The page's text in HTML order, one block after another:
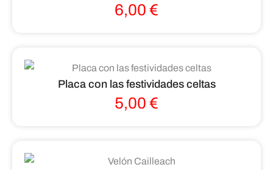
6,00 €
Placa con las festividades celtas
5,00 €